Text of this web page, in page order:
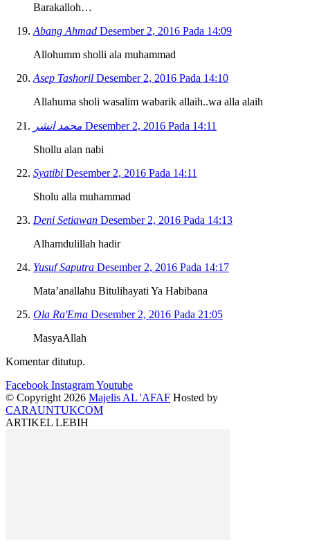
Barakalloh…
Abang Ahmad Desember 2, 2016 Pada 14:09
Allohumm sholli ala muhammad
Asep Tashoril Desember 2, 2016 Pada 14:10
Allahuma sholi wasalim wabarik allaih..wa alla alaih
محمد انشر Desember 2, 2016 Pada 14:11
Shollu alan nabi
Syatibi Desember 2, 2016 Pada 14:11
Sholu alla muhammad
Deni Setiawan Desember 2, 2016 Pada 14:13
Alhamdulillah hadir
Yusuf Saputra Desember 2, 2016 Pada 14:17
Mata’anallahu Bitulihayati Ya Habibana
Ola Ra'Ema Desember 2, 2016 Pada 21:05
MasyaAllah
Komentar ditutup.
Facebook InstagramYoutube
© Copyright 2026 Majelis AL 'AFAF Hosted by
CARAUNTUKCOM
ARTIKEL LEBIH